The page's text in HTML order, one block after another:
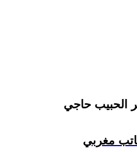
الحبيب حاجي
مغربي